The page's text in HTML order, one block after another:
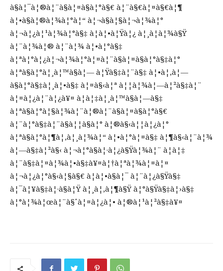
à§à¦¯à¦®à¦¨à§à¦¤à§à¦°à§€ à¦¨à§€à¦¤à§€à¦¶
à¦•à§à¦®à¦¾à¦°à¦“ à¦¬à§à¦§à¦¬à¦¾à¦°
à¦¬à¦¿à¦¹à¦¾à¦°à§‡ à¦à¦•à¦Ÿà¦¿ à¦¸à¦­à¦¾à§Ÿ
à¦¨à¦¾à¦® à¦¨à¦¾ à¦•à¦°à§‡
à¦ªà¦°à¦¿à¦¬à¦¾à¦°à¦¤à¦¨à§à¦¤à§à¦°à§‡à¦°
à¦ªà§à¦°à¦¸à¦™à§à¦— à¦Ÿà§‡à¦¨à§‡ à¦•à¦‚à¦—
à§à¦°à§‡à¦¸à¦•à§‡ à¦¤à§‹à¦ª à¦¦à¦¾à¦—à¦²à§‡à¦¨
à¦¤à¦¿à¦¨à¦¿à¥¤ à¦à¦‡à¦¸à¦™à§à¦—à§‡
à¦ªà§à¦°à¦§à¦¾à¦¨à¦®à¦¨à§à¦¤à§à¦°à§€
à¦¨à¦°à§‡à¦¨à§à¦¦à§à¦° à¦®à§‹à¦¦à¦¿à¦°
à¦ªà§à¦°à¦¶à¦‚à¦¸à¦¾à¦“ à¦•à¦°à¦¤à§‡ à¦¶à§‹à¦¨à¦¾
à¦—à§‡à¦²à§‹ à¦¬à¦°à§à¦·à¦¿à§Ÿà¦¾à¦¨ à¦à¦‡
à¦¨à§‡à¦¤à¦¾à¦•à§‡à¥¤à¦†à¦ªà¦¾à¦¤à¦¤
à¦¬à¦¿à¦°à§‹à¦§à§€ à¦à¦•à§à¦¯ à¦¨à¦¿à§Ÿà§‡
à¦¯à¦¥à§‡à¦·à§à¦Ÿ à¦¸à¦‚à¦¶à§Ÿ à¦°à§Ÿà§‡à¦›à§‡
à¦°à¦¾à¦œà¦¨à§ˆà¦¤à¦¿à¦• à¦®à¦¹à¦²à§‡à¥¤